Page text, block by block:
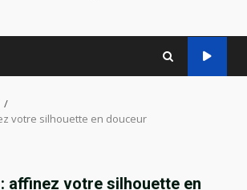
votre silhouette en douceur
affinez votre silhouette en